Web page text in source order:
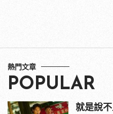
熱門文章
POPULAR
就是說